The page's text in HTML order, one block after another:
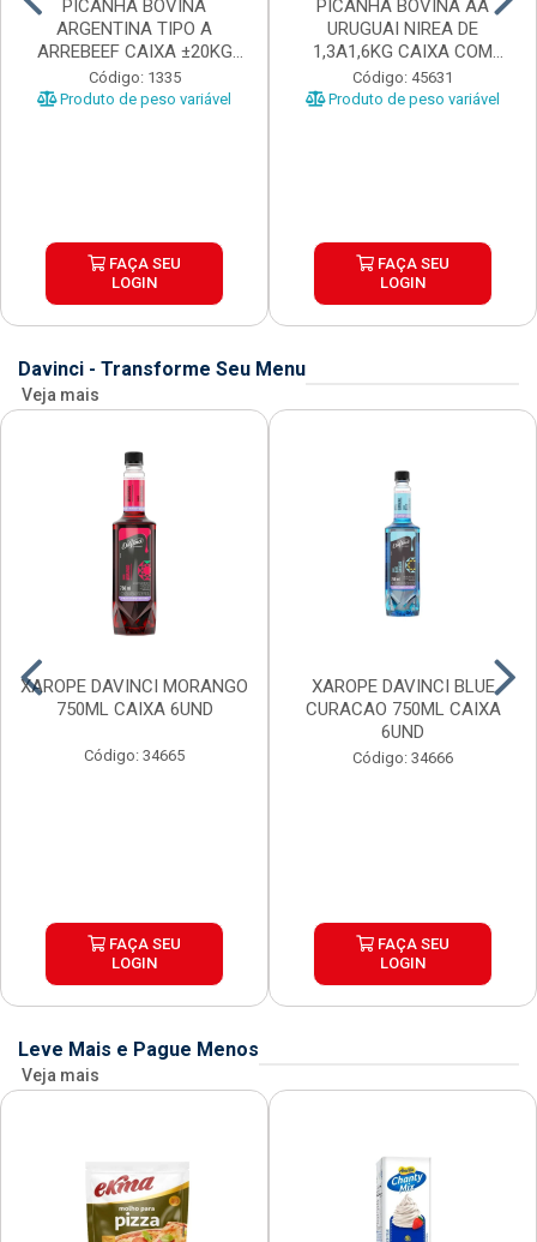
PICANHA BOVINA
ARGENTINA TIPO A
ARREBEEF CAIXA ±20KG
PEÇAS 1...
Código: 1335
Produto de peso variável
FAÇA SEU
LOGIN
PICANHA BOVINA AA
URUGUAI NIREA DE
1,3A1,6KG CAIXA COM
±15KG
Código: 45631
Produto de peso variável
FAÇA SEU
LOGIN
Davinci - Transforme Seu Menu
Veja mais
XAROPE DAVINCI MORANGO
750ML CAIXA 6UND
Código: 34665
FAÇA SEU
LOGIN
XAROPE DAVINCI BLUE
CURACAO 750ML CAIXA
6UND
Código: 34666
FAÇA SEU
LOGIN
Leve Mais e Pague Menos
Veja mais